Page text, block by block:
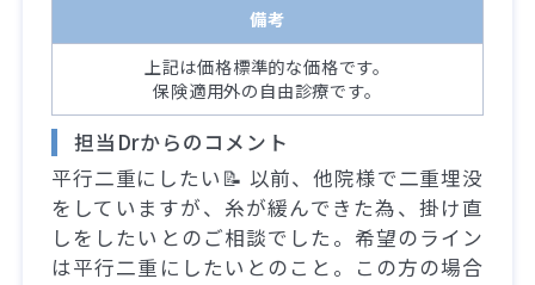
備考
上記は価格標準的な価格です。
保険適用外の自由診療です。
担当Drからのコメント
平行二重にしたい📝 以前、他院様で二重埋没
をしていますが、糸が緩んできた為、掛け直
しをしたいとのご相談でした。希望のライン
は平行二重にしたいとのこと。この方の場合